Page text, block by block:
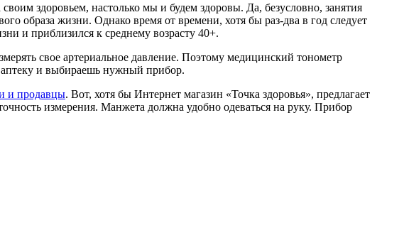
здоровьем, настолько мы и будем здоровы. Да, безусловно, занятия
образа жизни. Однако время от времени, хотя бы раз-два в год следует
и приблизился к среднему возрасту 40+.
свое артериальное давление. Поэтому медицинский тонометр
аптеку и выбираешь нужный прибор.
и продавцы. Вот, хотя бы Интернет магазин «Точка здоровья», предлагает
измерения. Манжета должна удобно одеваться на руку. Прибор